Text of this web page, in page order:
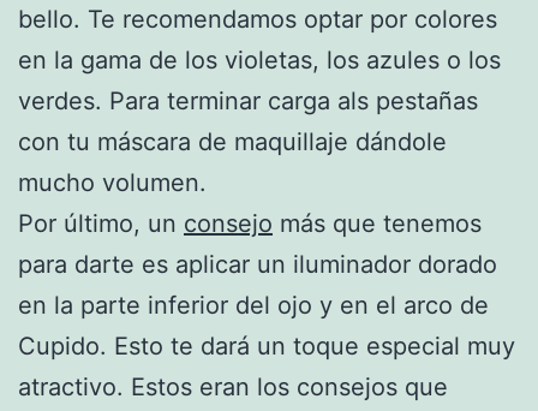
bello. Te recomendamos optar por colores
en la gama de los violetas, los azules o los
verdes. Para terminar carga als pestañas
con tu máscara de maquillaje dándole
mucho volumen.
Por último, un consejo más que tenemos
para darte es aplicar un iluminador dorado
en la parte inferior del ojo y en el arco de
Cupido. Esto te dará un toque especial muy
atractivo. Estos eran los consejos que